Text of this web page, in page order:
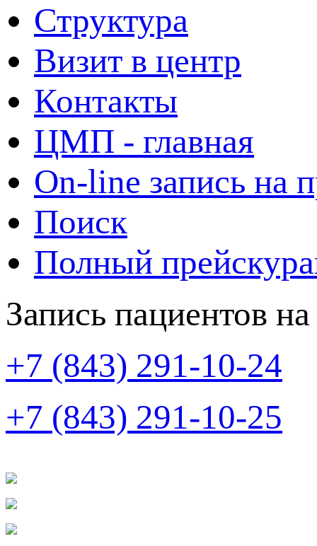
Структура
Визит в центр
Контакты
ЦМП - главная
On-line запись на
Поиск
Полный
Запись пациентов
+7 (843) 291-10-24
+7 (843) 291-10-25